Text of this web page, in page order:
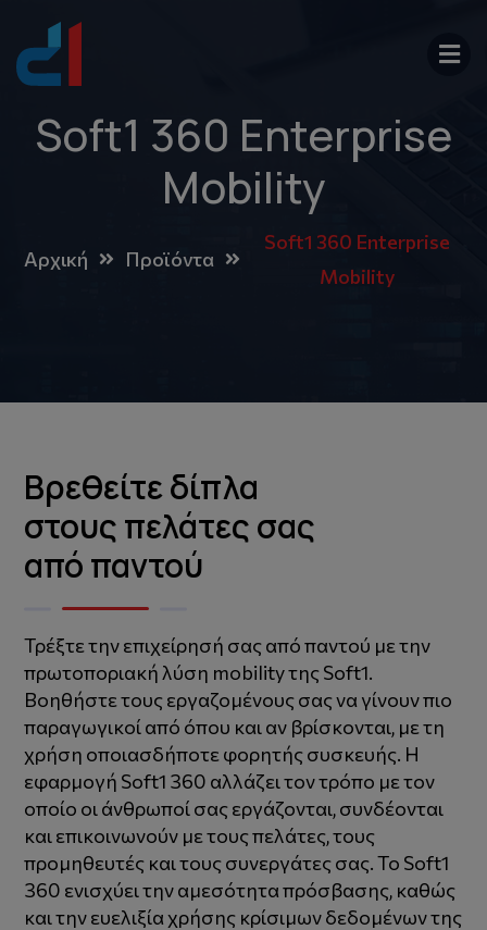
Soft1 360 Enterprise
Mobility
Αρχική Προϊόντα
Soft1 360 Enterprise
Mobility
Βρεθείτε δίπλα
στους πελάτες σας
από παντού
Τρέξτε την επιχείρησή σας από παντού με την
πρωτοποριακή λύση mobility της Soft1.
Βοηθήστε τους εργαζομένους σας να γίνουν πιο
παραγωγικοί από όπου και αν βρίσκονται, με τη
χρήση οποιασδήποτε φορητής συσκευής. Η
εφαρμογή Soft1 360 αλλάζει τον τρόπο με τον
οποίο οι άνθρωποί σας εργάζονται, συνδέονται
και επικοινωνούν με τους πελάτες, τους
προμηθευτές και τους συνεργάτες σας. Το Soft1
360 ενισχύει την αμεσότητα πρόσβασης, καθώς
και την ευελιξία χρήσης κρίσιμων δεδομένων της